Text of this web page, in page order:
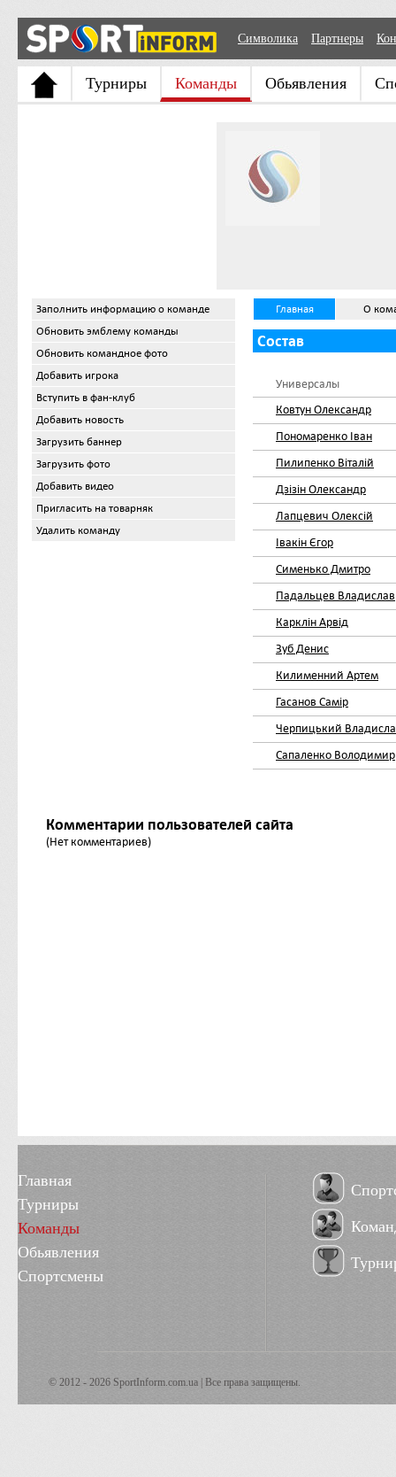
Символика Партнеры
Турниры Команды Обьявления
Заполнить информацию о команде
Обновить эмблему команды
Обновить командное фото
Добавить игрока
Вступить в фан-клуб
Добавить новость
Загрузить баннер
Загрузить фото
Добавить видео
Пригласить на товарняк
Удалить команду
Главная О
Состав
Универсалы
Ковтун Олександр
Пономаренко Іван
Пилипенко Віталій
Дзізін Олександр
Лапцевич Олексій
Івакін Єгор
Сименько Дмитро
Падальцев Владислав
Карклін Арвід
Зуб Денис
Килименний Артем
Гасанов Самір
Черпицький
Сапаленко Володимир
Комментарии пользователей сайта
(Нет комментариев)
Главная
Турниры
Команды
Обьявления
Спортсмены
© 2012 - 2026 SportInform.com.ua | Все права защищены.